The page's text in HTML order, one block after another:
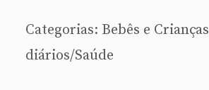
Categorias: Bebês e Crianças
diários/Saúde